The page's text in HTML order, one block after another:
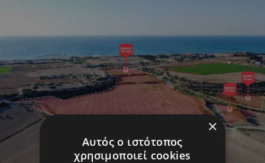
×
Αυτός ο ιστότοπος
χρησιμοποιεί cookies